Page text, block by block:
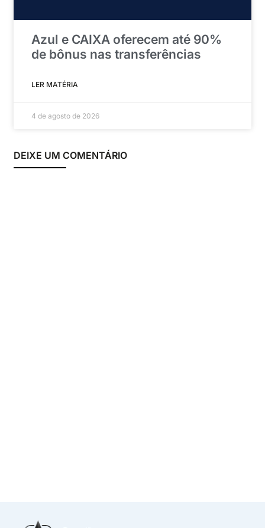
Azul e CAIXA oferecem até 90%
de bônus nas transferências
LER MATÉRIA
4 de agosto de 2026
DEIXE UM COMENTÁRIO